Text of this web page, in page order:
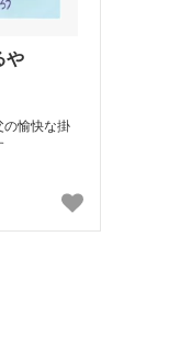
や
の愉快な掛